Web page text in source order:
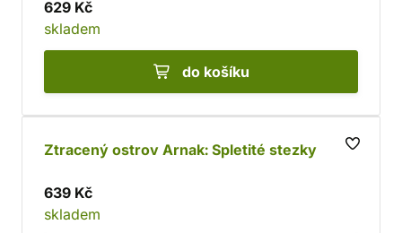
629 Kč
skladem
do košíku
Ztracený ostrov Arnak: Spletité stezky
639 Kč
skladem